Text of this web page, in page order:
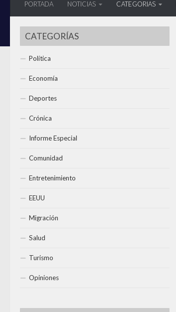
PORTADA NOTICIAS CATEGORIAS
CATEGORÍAS
Política
Economía
Deportes
Crónica
Informe Especial
Comunidad
Entretenimiento
EEUU
Migración
Salud
Turismo
Opiniones